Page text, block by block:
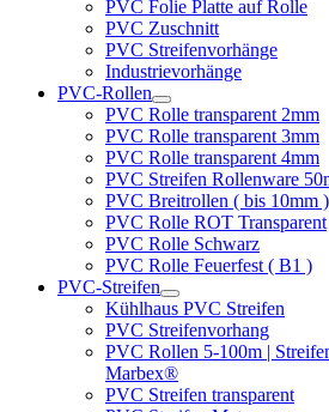
PVC Folie Platte auf Rolle
PVC Zuschnitt
PVC Streifenvorhänge
Industrievorhänge
PVC-Rollen
PVC Rolle transparent 2mm
PVC Rolle transparent 3mm
PVC Rolle transparent 4mm
PVC Streifen Rollenware
PVC Breitrollen ( bis 10mm )
PVC Rolle ROT Transparent
PVC Rolle Schwarz
PVC Rolle Feuerfest ( B1 )
PVC-Streifen
Kühlhaus PVC Streifen
PVC Streifenvorhang
PVC Rollen 5-100m |
Marbex®
PVC Streifen transparent